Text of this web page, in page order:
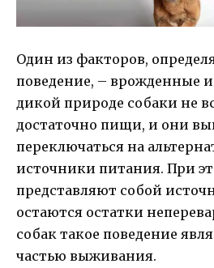
Один из факторов,
поведение, – врожденные
дикой природе собаки не
достаточно пищи, и они
переключаться на
источники питания. При
представляют собой
остаются остатки
собак такое поведение
частью выживания.